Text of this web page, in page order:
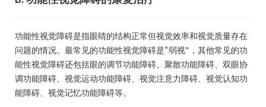
功能性视觉障碍是指眼睛的结构正常但视觉效率和视觉质量存在
问题的情况。最常见的功能性视觉障碍是“弱视”，其他常见的功
能性视觉障碍还包括眼的调节功能障碍、聚散功能障碍、双眼协
调功能障碍、视觉运动功能障碍、视觉注意力障碍、视觉认知功
能障碍、视觉记忆功能障碍等。